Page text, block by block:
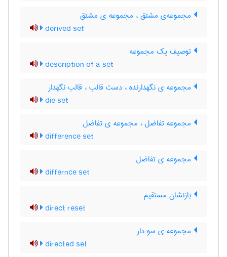
مجموعه‌ی مشتق ، مجموعه ی مشتق
derived set
توصیف یک مجموعه
description of a set
مجموعه ی نگهدارنده ، دست قالب ، قالب نگهدار
die set
مجموعه تفاضل ، مجموعه ی تفاضل
difference set
مجموعه ی تفاضل
differnce set
بازنشان مستقیم
direct reset
مجموعه ی سو دار
directed set